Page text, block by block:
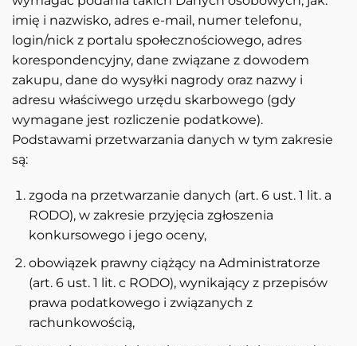
imię i nazwisko, adres e-mail, numer telefonu,
login/nick z portalu społecznościowego, adres
korespondencyjny, dane związane z dowodem
zakupu, dane do wysyłki nagrody oraz nazwy i
adresu właściwego urzędu skarbowego (gdy
wymagane jest rozliczenie podatkowe).
Podstawami przetwarzania danych w tym zakresie
są:
zgoda na przetwarzanie danych (art. 6 ust. 1 lit. a
RODO), w zakresie przyjęcia zgłoszenia
konkursowego i jego oceny,
obowiązek prawny ciążący na Administratorze
(art. 6 ust. 1 lit. c RODO), wynikający z przepisów
prawa podatkowego i związanych z
rachunkowością,